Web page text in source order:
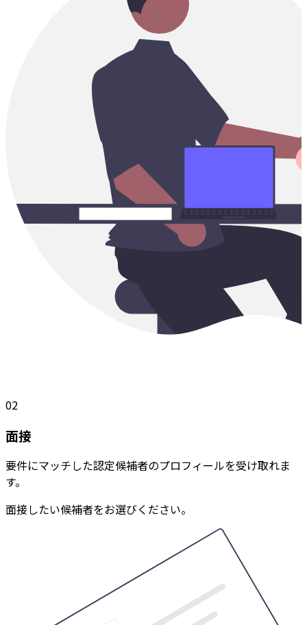
02
面接
要件にマッチした認定候補者のプロフィールを受け取れま
す。
面接したい候補者をお選びください。